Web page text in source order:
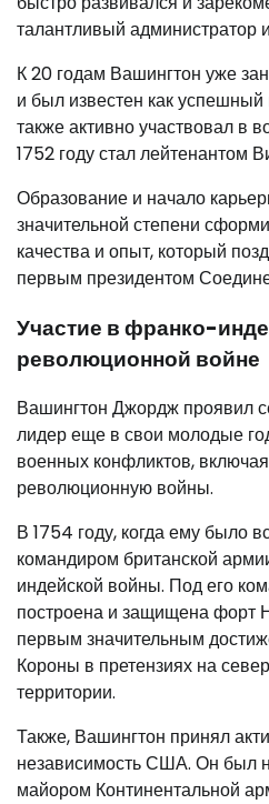
талантливый администратор
К 20 годам Вашингтон уже
и был известен как
также активно участвовал в
1752 году стал лейтенантом
Образование и начало
значительной степени
качества и опыт, который
первым президентом
Участие в франко-
революционной войне
Вашингтон Джордж проявил
лидер еще в свои молодые
военных конфликтов,
революционную войны.
В 1754 году, когда ему было
командиром британской
индейской войны. Под его
построена и защищена форт
первым значительным
Короны в претензиях на
территории.
Также, Вашингтон принял
независимость США. Он был
майором Континентальной